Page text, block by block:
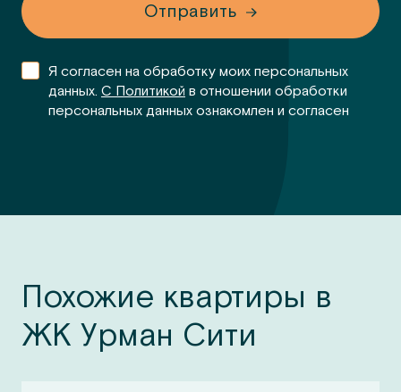
Отправить
Я согласен на обработку моих персональных
данных. С Политикой в отношении обработки
персональных данных ознакомлен и согласен
Похожие квартиры в
ЖК Урман Сити